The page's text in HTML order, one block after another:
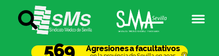
Agresiones a facultativos
569